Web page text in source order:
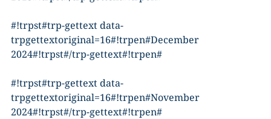
#!trpst#trp-gettext data-
trpgettextoriginal=16#!trpen#December
2024#!trpst#/trp-gettext#!trpen#
#!trpst#trp-gettext data-
trpgettextoriginal=16#!trpen#November
2024#!trpst#/trp-gettext#!trpen#